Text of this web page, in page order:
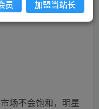
号多平台矩阵操
场不会饱和，明星
员 加盟当站长